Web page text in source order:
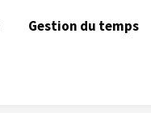
Gestion du temps